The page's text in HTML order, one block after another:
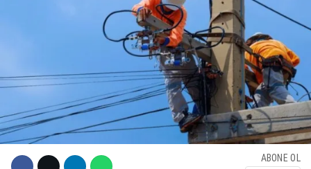
Facebook
Instagram
Youtube
ABONE OL